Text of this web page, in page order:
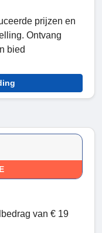
prijzen en
Ontvang
bied
van € 19